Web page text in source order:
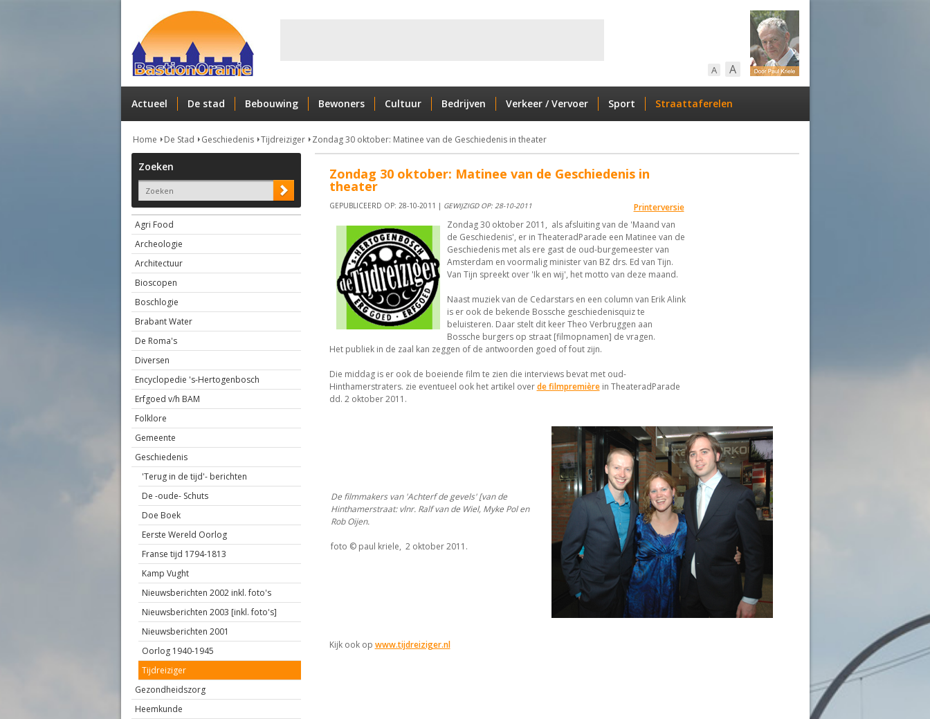
A A
Actueel De stad Bebouwing Bewoners Cultuur Bedrijven Verkeer / Vervoer Sport Straattaferelen
Home De Stad Geschiedenis Tijdreiziger Zondag 30 oktober: Matinee van de Geschiedenis in theater
Zoeken
Agri Food
Archeologie
Architectuur
Bioscopen
Boschlogie
Brabant Water
De Roma's
Diversen
Encyclopedie 's-Hertogenbosch
Erfgoed v/h BAM
Folklore
Gemeente
Geschiedenis
'Terug in de tijd'- berichten
De -oude- Schuts
Doe Boek
Eerste Wereld Oorlog
Franse tijd 1794-1813
Kamp Vught
Nieuwsberichten 2002 inkl. foto's
Nieuwsberichten 2003 [inkl. foto's]
Nieuwsberichten 2001
Oorlog 1940-1945
Tijdreiziger
Gezondheidszorg
Heemkunde
Zondag 30 oktober: Matinee van de Geschiedenis in
theater
Printerversie
GEPUBLICEERD OP: 28-10-2011 | GEWIJZIGD OP: 28-10-2011
Zondag 30 oktober 2011, als afsluiting van de 'Maand van
de Geschiedenis', er in TheateradParade een Matinee van de
Geschiedenis met als ere gast de oud-burgemeester van
Amsterdam en voormalig minister van BZ drs. Ed van Tijn.
Van Tijn spreekt over 'Ik en wij', het motto van deze maand.
Naast muziek van de Cedarstars en een column van Erik Alink
is er ook de bekende Bossche geschiedenisquiz te
beluisteren. Daar stelt dit keer Theo Verbruggen aan
Bossche burgers op straat [filmopnamen] de vragen.
Het publiek in de zaal kan zeggen of de antwoorden goed of fout zijn.
Die middag is er ook de boeiende film te zien die interviews bevat met oud-
Hinthamerstraters. zie eventueel ook het artikel overde filmpremièrein TheateradParade
dd. 2 oktober 2011.
De filmmakers van 'Achterf de gevels' [van de
Hinthamerstraat: vlnr. Ralf van de Wiel, Myke Pol en
Rob Oijen.
foto © paul kriele, 2 oktober 2011.
Kijk ook op www.tijdreiziger.nl